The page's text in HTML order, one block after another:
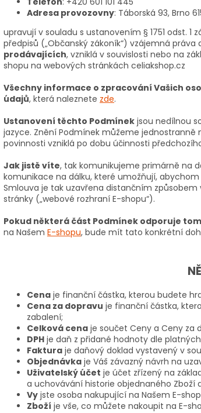
Adresa provozovny: Táborská 93, Brno
upravují v souladu s ustanovením § 1751 odst. 1
předpisů („Občanský zákoník“) vzájemná práva
prodávajících, vzniklá v souvislosti nebo na
shopu na webových stránkách celiakshop.cz
Všechny informace o zpracování Vašich
údajů, která naleznete zde.
Ustanovení těchto Podmínek jsou nedílnou
jazyce. Znění Podmínek můžeme
povinnosti vzniklá po dobu účinnosti
Jak jistě víte, tak komunikujeme primárně na
komunikace na dálku, které umožňují,
Smlouva je tak uzavřena distančním
stránky („webové rozhraní E-shopu“).
Pokud některá část Podmínek odporuje
na Našem E-shopu, bude mít tato konkrétní
Cena je finanční částka, kterou budete
Cena za dopravu je finanční částka,
zabalení;
Celková cena je součet Ceny a Ceny za
DPH je daň z přidané hodnoty dle
Faktura je daňový doklad vystavený v
Objednávka je Váš závazný návrh na
Uživatelský účet je účet zřízený na
a uchovávání historie objednaného Zboží
Vy jste osoba nakupující na Našem E-
Zboží je vše, co můžete nakoupit na E-